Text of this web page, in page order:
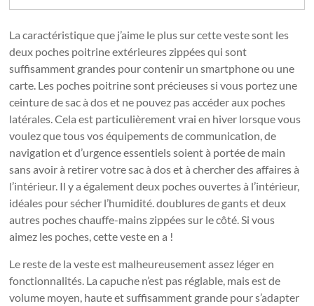
La caractéristique que j’aime le plus sur cette veste sont les
deux poches poitrine extérieures zippées qui sont
suffisamment grandes pour contenir un smartphone ou une
carte. Les poches poitrine sont précieuses si vous portez une
ceinture de sac à dos et ne pouvez pas accéder aux poches
latérales. Cela est particulièrement vrai en hiver lorsque vous
voulez que tous vos équipements de communication, de
navigation et d’urgence essentiels soient à portée de main
sans avoir à retirer votre sac à dos et à chercher des affaires à
l’intérieur. Il y a également deux poches ouvertes à l’intérieur,
idéales pour sécher l’humidité. doublures de gants et deux
autres poches chauffe-mains zippées sur le côté. Si vous
aimez les poches, cette veste en a !
Le reste de la veste est malheureusement assez léger en
fonctionnalités. La capuche n’est pas réglable, mais est de
volume moyen, haute et suffisamment grande pour s’adapter